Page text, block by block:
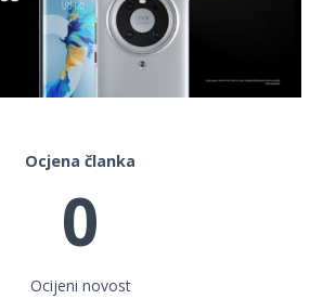
Ocjena članka
0
Ocijeni novost